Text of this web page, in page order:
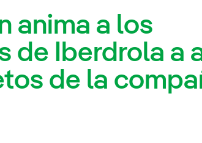
anima a los
de Iberdrola a
de la